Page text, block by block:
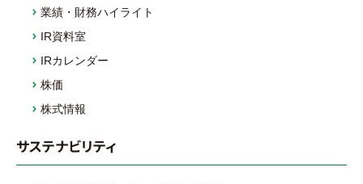
業績・財務ハイライト
IR資料室
IRカレンダー
株価
株式情報
サステナビリティ